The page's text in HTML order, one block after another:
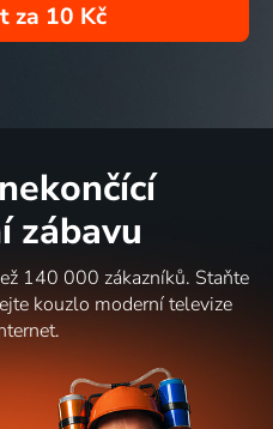
za 10 Kč
zábavu
140 000 zákazníků. Staňte
kouzlo moderní televize